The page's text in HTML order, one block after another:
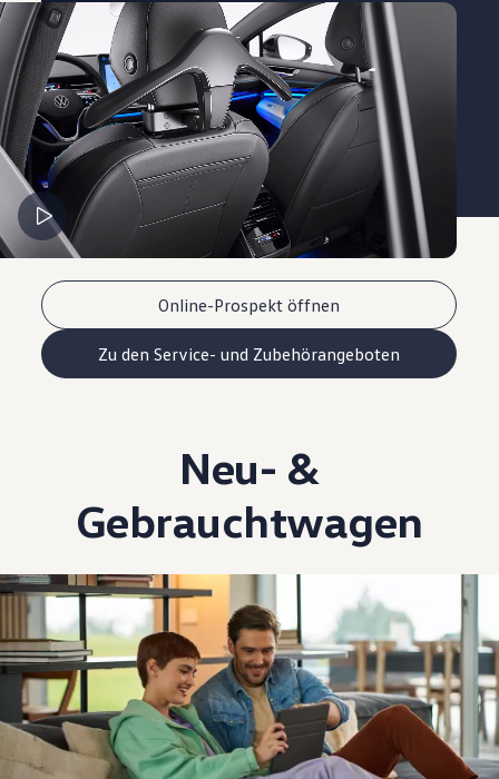
Online-Prospekt öffnen
Zu den Service- und Zubehörangeboten
Neu- &
Gebrauchtwagen